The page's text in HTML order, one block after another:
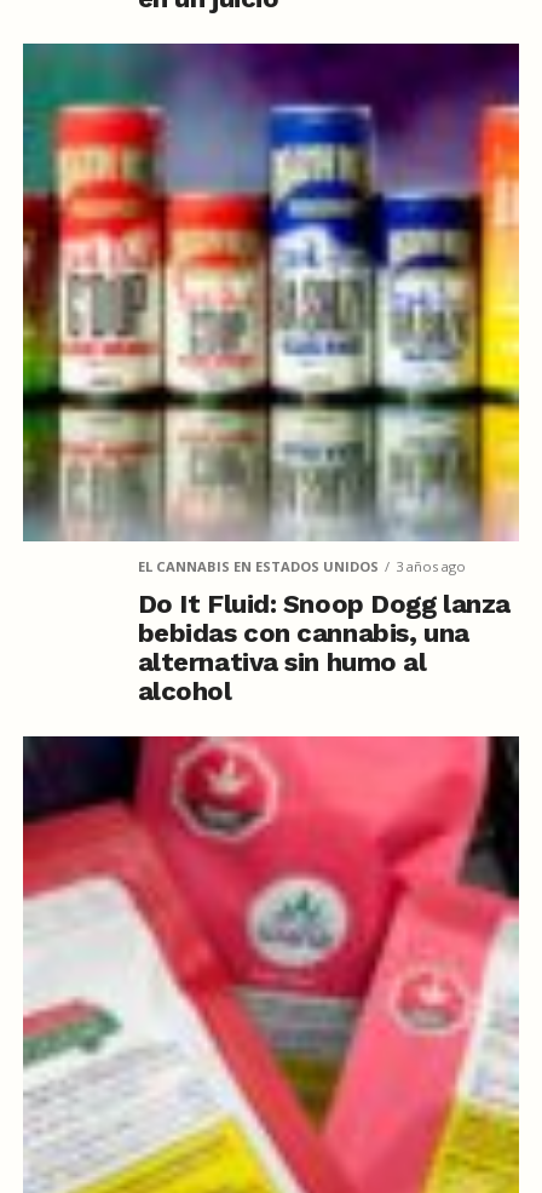
EL CANNABIS EN ESTADOS UNIDOS 3 años ago
Do It Fluid: Snoop Dogg lanza
bebidas con cannabis, una
alternativa sin humo al
alcohol